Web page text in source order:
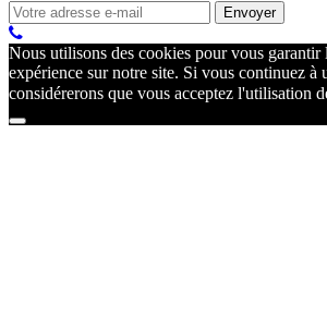
Nous utilisons des cookies pour vous garantir
expérience sur notre site. Si vous continuez à
considérerons que vous acceptez l'utilisation